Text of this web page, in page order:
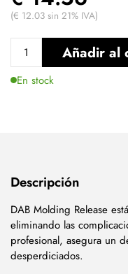
(€ 12.03 sin 21% IVA)
Añadir al
En stock
Descripción
DAB Molding Release
eliminando las
profesional, asegura un
desperdiciados.